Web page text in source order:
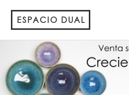
ESPACIO DUAL